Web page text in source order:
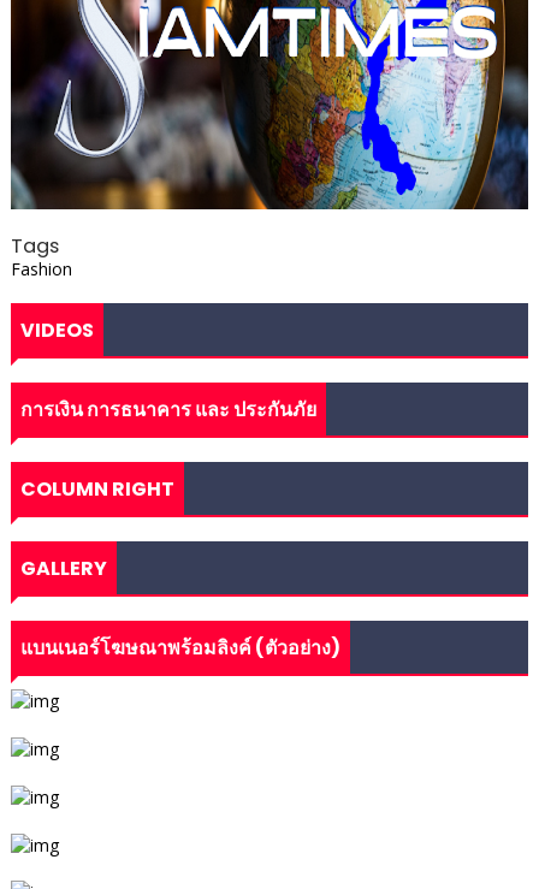
Tags
Fashion
VIDEOS
การเงิน การธนาคาร และ ประกันภัย
COLUMN RIGHT
GALLERY
แบนเนอร์โฆษณาพร้อมลิงค์ (ตัวอย่าง)